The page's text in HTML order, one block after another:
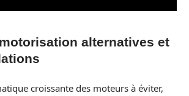
alternatives et
croissante des moteurs à éviter,